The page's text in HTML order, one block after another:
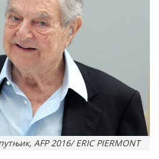
AFP 2016/ ERIC PIERMONT